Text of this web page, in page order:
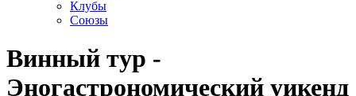
Клубы
Союзы
Винный тур -
Эногастрономический уикенд